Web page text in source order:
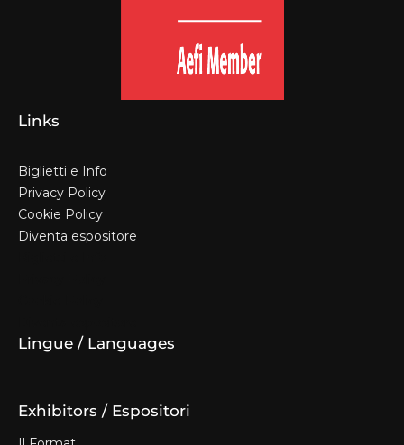
Links
Biglietti e Info
Privacy Policy
Cookie Policy
Diventa espositore
Lingue / Languages
Exhibitors / Espositori